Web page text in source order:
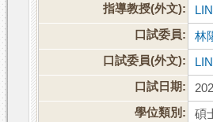
指導教授(外文):
口試委員:
林
口試委員(外文):
口試日期:
學位類別:
碩